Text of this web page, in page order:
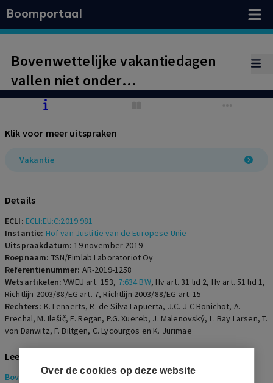
Over de cookies op deze website
Boomportaal
Bovenwettelijke vakantiedagen
vallen niet onder
beschermingsregels richtlijn.
Klik voor meer uitspraken
Vakantie
Details
ECLI: ECLI:EU:C:2019:981
Instantie: Hof van Justitie van de Europese Unie
Uitspraakdatum:19 november 2019
Roepnaam: TSN/Fimlab Laboratoriot Oy
Referentienummer: AR-2019-1258
Wetsartikelen:VWEU art. 153, 7:634 BW, Hv art. 31 lid 2, Hv art. 51 lid 1,
Richtlijn 2003/88/EG art. 7, Richtlijn 2003/88/EG art. 15
Rechters: K. Lenaerts, R. de Silva Lapuerta, J.C. J-C Bonichot, A.
Prechal, M. Ilešič, E. Regan, P.G. Xuereb, J. Malenovský, L. Bay Larsen, T.
von Danwitz, F. Biltgen, C. Lycourgos en K. Jürimäe
Lees de bijbehorende annotatie
Bovenwettelijke vakantie en de reikwijdte van het EU-recht